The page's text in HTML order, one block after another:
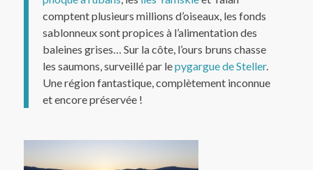
comptent plusieurs millions d’oiseaux, les fonds
sablonneux sont propices à l’alimentation des
baleines grises… Sur la côte, l’ours bruns chasse
les saumons, surveillé par lepygargue de Steller.
Une région fantastique, complètement inconnue
et encore préservée !